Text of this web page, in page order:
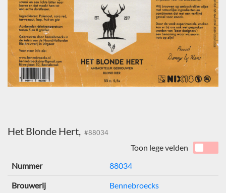
Het Blonde Hert, #88034
Toon lege velden
Nummer
88034
Brouwerij Bennebroecks